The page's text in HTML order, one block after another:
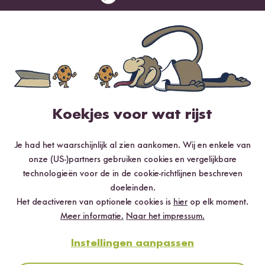
Strooi er bij het opdienen wat parmezaan over en leg een paar
geroosterde pompoenschijfjes op de risotto. Klaar!
READY
Koekjes voor wat rijst
Je had het waarschijnlijk al zien aankomen. Wij en enkele van
onze (US-)partners gebruiken cookies en vergelijkbare
technologieën voor de in de cookie-richtlijnen beschreven
doeleinden.
Het deactiveren van optionele cookies is hier op elk moment.
Meer informatie. Naar het impressum.
Instellingen aanpassen